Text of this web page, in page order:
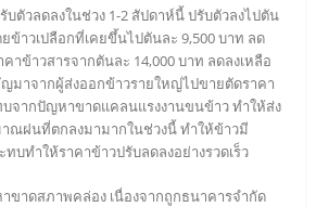
บตัวลดลงในช่วง 1-2 สัปดาห์นี้ ปรับตัวลงไปตัน
ยข้าวเปลือกที่เคยขึ้นไปตันละ 9,500 บาท ลด
คาข้าวสารจากตันละ 14,000 บาท ลดลงเหลือ
ญมาจากผู้ส่งออกข้าวรายใหญ่ไปขายตัดราคา
บจากปัญหาขาดแคลนแรงงานขนข้าว ทำให้ส่ง
ณฝนที่ตกลงมามากในช่วงนี้ ทำให้ข้าวมี
บทำให้ราคาข้าวปรับลดลงอย่างรวดเร็ว
ขาดสภาพคล่อง เนื่องจากถูกธนาคารจำกัด